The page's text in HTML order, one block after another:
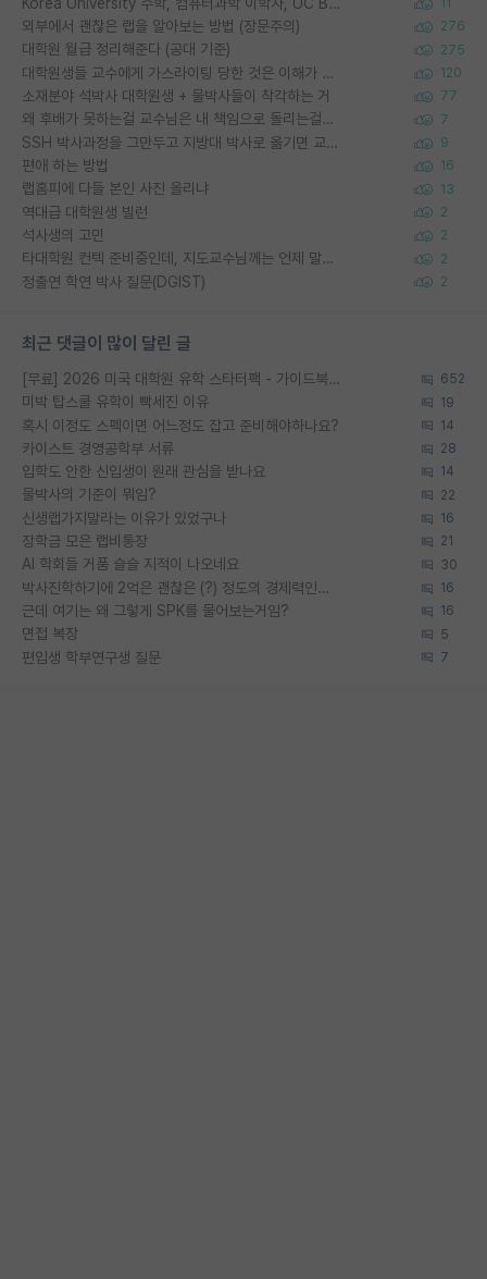
11
외부에서 괜찮은 랩을 알아보는 방법 (장문주의) 276
대학원 월급 정리해준다 (공대 기준) 275
대학원생들 교수에게 가스라이팅 당한 것은 이해가 갑니다. 안타깝네요. 120
소재분야 석박사 대학원생 + 물박사들이 착각하는 거 77
왜 후배가 못하는걸 교수님은 내 책임으로 돌리는걸까요? 7
SSH 박사과정을 그만두고 지방대 박사로 옮기면 교수의 꿈은 끝일까요? 9
편애 하는 방법 16
랩홈피에 다들 본인 사진 올리냐 13
역대급 대학원생 빌런 2
석사생의 고민 2
타대학원 컨텍 준비중인데, 지도교수님께는 언제 말씀드려야 할까요? 2
정출연 학연 박사 질문(DGIST) 2
최근 댓글이 많이 달린 글
[무료] 2026 미국 대학원 유학 스타터팩 - 가이드북 & 합격자 컨택메일 템플릿 652
미박 탑스쿨 유학이 빡세진 이유 19
혹시 이정도 스펙이면 어느정도 잡고 준비해야하나요? 14
카이스트 경영공학부 서류 28
입학도 안한 신입생이 원래 관심을 받나요 14
물박사의 기준이 뭐임? 22
신생랩가지말라는 이유가 있었구나 16
장학금 모은 랩비통장 21
AI 학회들 거품 슬슬 지적이 나오네요 30
박사진학하기에 2억은 괜찮은 (?) 정도의 경제력인가요 16
근데 여기는 왜 그렇게 SPK를 물어보는거임? 16
면접 복장 5
편입생 학부연구생 질문 7